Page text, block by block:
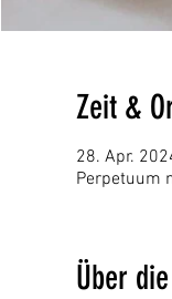
Zeit &
28. Apr.
Perpetuum
Über